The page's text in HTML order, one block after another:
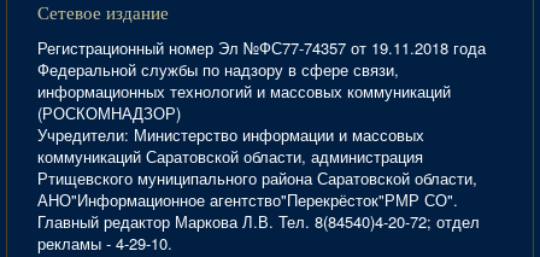
Сетевое издание
Регистрационный номер Эл №ФС77-74357 от 19.11.2018 года
Федеральной службы по надзору в сфере связи,
информационных технологий и массовых коммуникаций
(РОСКОМНАДЗОР)
Учредители: Министерство информации и массовых
коммуникаций Саратовской области, администрация
Ртищевского муниципального района Саратовской области,
АНО"Информационное агентство"Перекрёсток"РМР СО".
Главный редактор Маркова Л.В. Тел. 8(84540)4-20-72; отдел
рекламы - 4-29-10.